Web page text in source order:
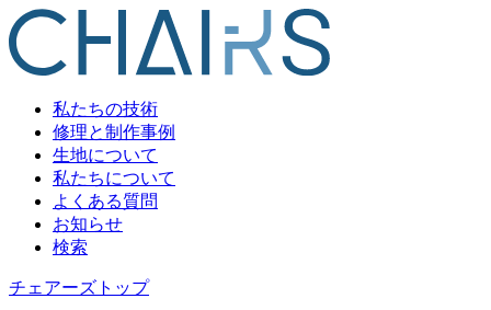
私たちの技術
修理と制作事例
生地について
私たちについて
よくある質問
お知らせ
検索
チェアーズトップ